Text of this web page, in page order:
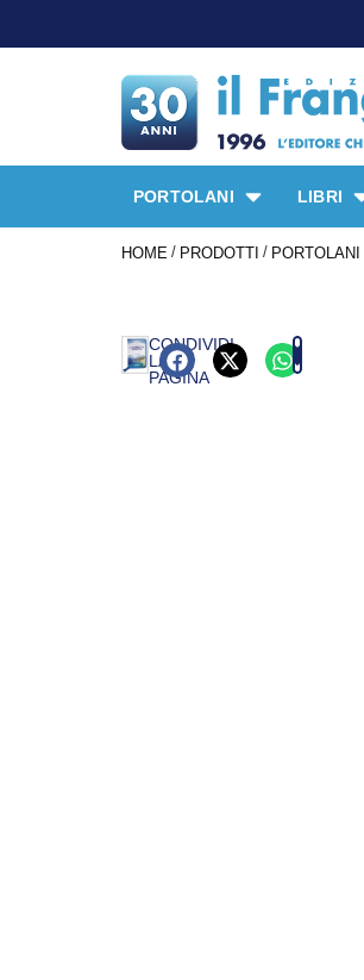
PORTOLANI LIBRI
HOME / PRODOTTI / PORTOLANI
CONDIVIDI
LA
PAGINA